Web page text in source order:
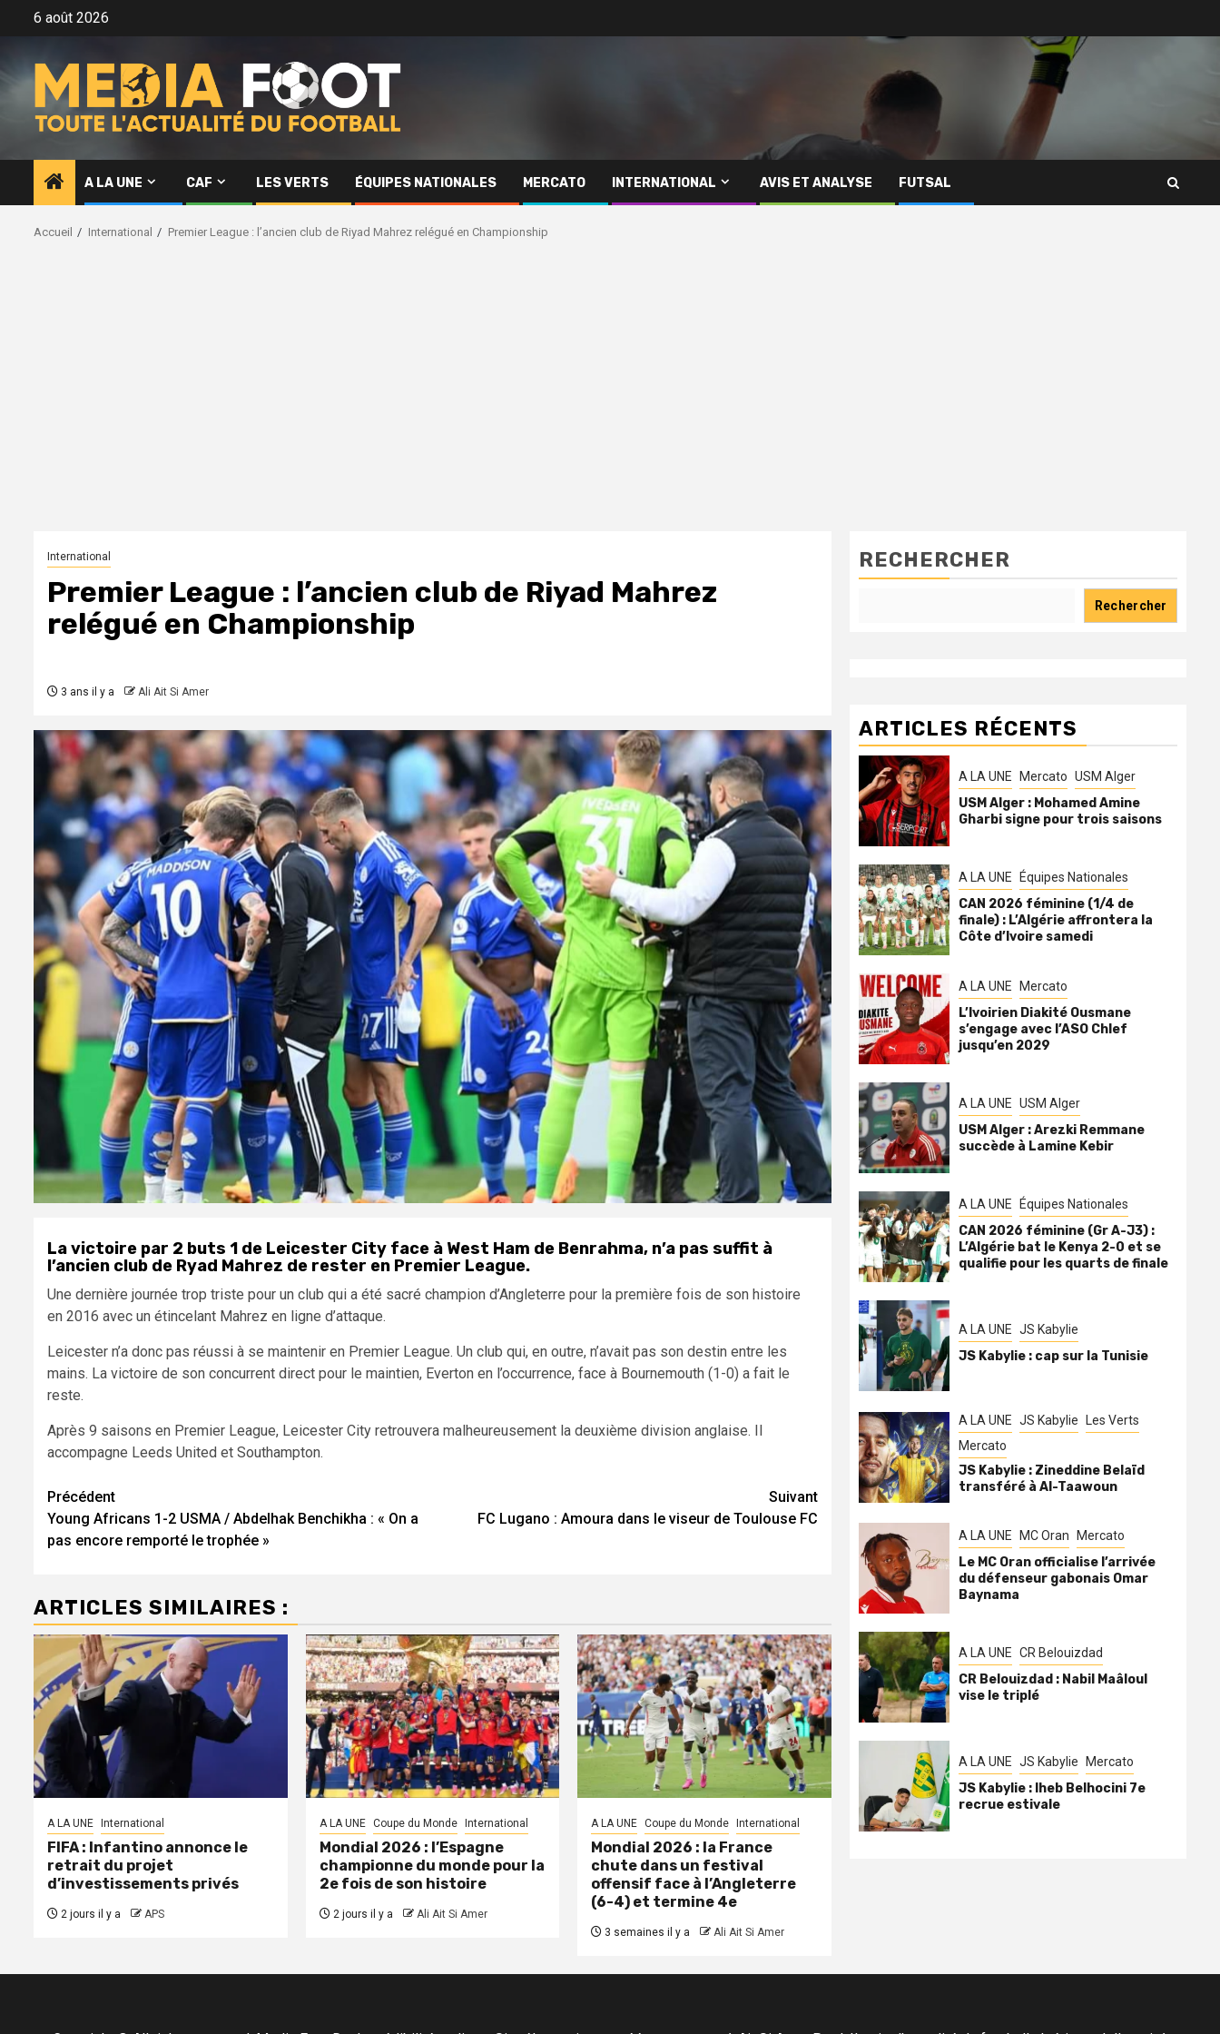
6 août 2026
A LA UNE CAF LES VERTS ÉQUIPES NATIONALES MERCATO INTERNATIONAL AVIS ET ANALYSE FUTSAL
Accueil International Premier League : l’ancien club de Riyad Mahrez relégué en Championship
International
Premier League : l’ancien club de Riyad Mahrez
relégué en Championship
3 ans il y a Ali Ait Si Amer
La victoire par 2 buts 1 de Leicester City face à West Ham de Benrahma, n’a pas suffit à
l’ancien club de Ryad Mahrez de rester en Premier League.
Une dernière journée trop triste pour un club qui a été sacré champion d’Angleterre pour la première fois de son histoire
en 2016 avec un étincelant Mahrez en ligne d’attaque.
Leicester n’a donc pas réussi à se maintenir en Premier League. Un club qui, en outre, n’avait pas son destin entre les
mains. La victoire de son concurrent direct pour le maintien, Everton en l’occurrence, face à Bournemouth (1-0) a fait le
reste.
Après 9 saisons en Premier League, Leicester City retrouvera malheureusement la deuxième division anglaise. Il
accompagne Leeds United et Southampton.
Navigation
d’article
Précédent
Young Africans 1-2 USMA / Abdelhak Benchikha : « On a
pas encore remporté le trophée »
Suivant
FC Lugano : Amoura dans le viseur de Toulouse FC
ARTICLES SIMILAIRES :
A LA UNE International
FIFA : Infantino annonce le
retrait du projet
d’investissements privés
2 jours il y a APS
A LA UNE Coupe du Monde International
Mondial 2026 : l’Espagne
championne du monde pour la
2e fois de son histoire
2 jours il y a Ali Ait Si Amer
A LA UNE Coupe du Monde International
Mondial 2026 : la France
chute dans un festival
offensif face à l’Angleterre
(6-4) et termine 4e
3 semaines il y a Ali Ait Si Amer
RECHERCHER
Rechercher
ARTICLES RÉCENTS
A LA UNE Mercato USM Alger
USM Alger : Mohamed Amine
Gharbi signe pour trois saisons
A LA UNE Équipes Nationales
CAN 2026 féminine (1/4 de
finale) : L’Algérie affrontera la
Côte d’Ivoire samedi
A LA UNE Mercato
L’Ivoirien Diakité Ousmane
s’engage avec l’ASO Chlef
jusqu’en 2029
A LA UNE USM Alger
USM Alger : Arezki Remmane
succède à Lamine Kebir
A LA UNE Équipes Nationales
CAN 2026 féminine (Gr A-J3) :
L’Algérie bat le Kenya 2-0 et se
qualifie pour les quarts de finale
A LA UNE JS Kabylie
JS Kabylie : cap sur la Tunisie
A LA UNE JS Kabylie
Les Verts
Mercato
JS Kabylie : Zineddine Belaïd
transféré à Al-Taawoun
A LA UNE MC Oran Mercato
Le MC Oran officialise l’arrivée
du défenseur gabonais Omar
Baynama
A LA UNE CR Belouizdad
CR Belouizdad : Nabil Maâloul
vise le triplé
A LA UNE JS Kabylie Mercato
JS Kabylie : Iheb Belhocini 7e
recrue estivale